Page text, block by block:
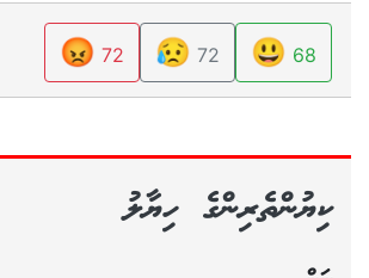
68
😃
72
😥
72
😡
ކިޔުންތެރިންގެ ހިޔާލު